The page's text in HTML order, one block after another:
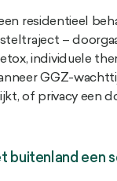
residentieel
–
individuele
GGZ-
of privacy een
buitenland een